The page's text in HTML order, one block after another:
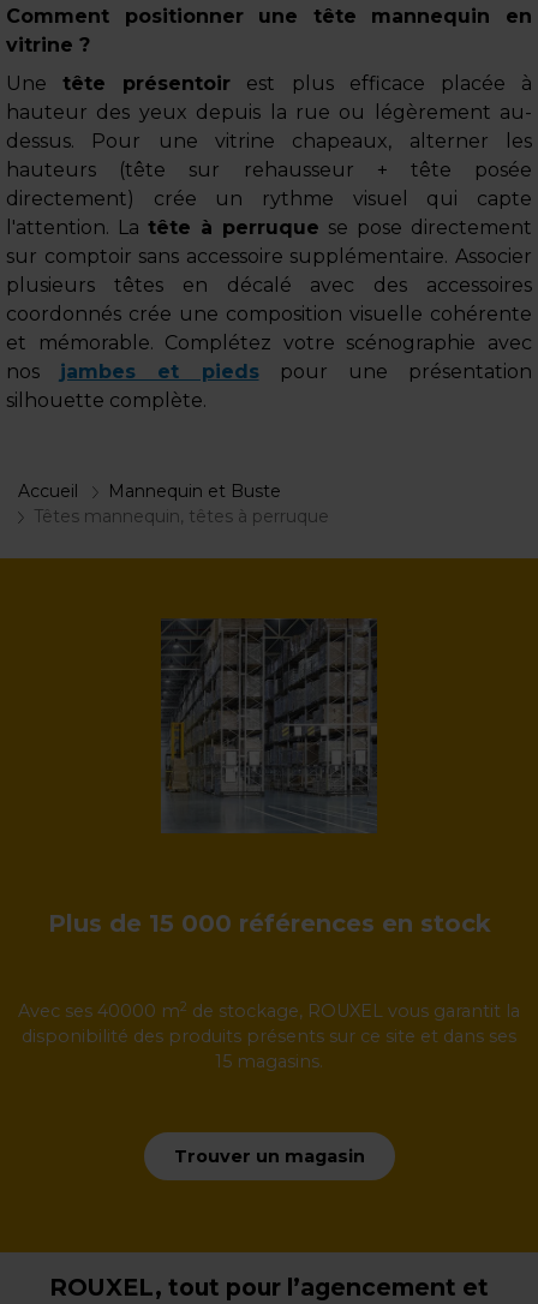
Comment positionner une tête mannequin en
vitrine ?
Unetête présentoir est plus efficace placée à
hauteur des yeux depuis la rue ou légèrement au-
dessus. Pour une vitrine chapeaux, alterner les
hauteurs (tête sur rehausseur + tête posée
directement) crée un rythme visuel qui capte
l'attention. La tête à perruque se pose directement
sur comptoir sans accessoire supplémentaire. Associer
plusieurs têtes en décalé avec des accessoires
coordonnés crée une composition visuelle cohérente
et mémorable. Complétez votre scénographie avec
nos jambes et piedspour une présentation
silhouette complète.
Accueil
Mannequin et Buste
Têtes mannequin, têtes à perruque
Plus de 15 000 références en stock
Avec ses 40000 m2 de stockage, ROUXEL vous garantit la
disponibilité des produits présents sur ce site et dans ses
15 magasins.
Trouver un magasin
ROUXEL, tout pour l’agencement et